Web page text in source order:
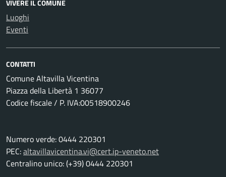
VIVERE IL COMUNE
Luoghi
Eventi
CONTATTI
Comune Altavilla Vicentina
Piazza della Libertà 1 36077
Codice fiscale / P. IVA:00518900246
Numero verde: 0444 220301
PEC:altavillavicentina.vi@cert.ip-veneto.net
Centralino unico: (+39) 0444 220301